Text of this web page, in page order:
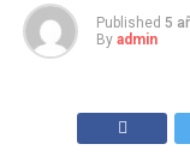
Published 5
By admin